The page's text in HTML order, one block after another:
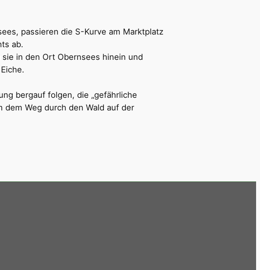
passieren die S-Kurve am Marktplatz
ab.
in den Ort Obernsees hinein und
bergauf folgen, die „gefährliche
dem Weg durch den Wald auf der